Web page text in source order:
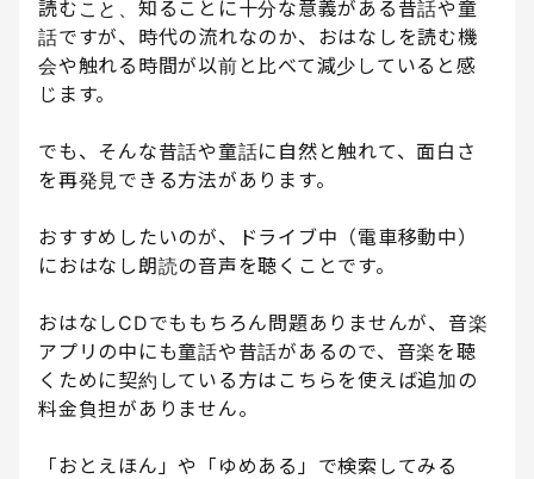
読むこと、知ることに十分な意義がある昔話や童
話ですが、時代の流れなのか、おはなしを読む機
会や触れる時間が以前と比べて減少していると感
じます。
でも、そんな昔話や童話に自然と触れて、面白さ
を再発見できる方法があります。
おすすめしたいのが、ドライブ中（電車移動中）
におはなし朗読の音声を聴くことです。
おはなしCDでももちろん問題ありませんが、音楽
アプリの中にも童話や昔話があるので、音楽を聴
くために契約している方はこちらを使えば追加の
料金負担がありません。
「おとえほん」や「ゆめある」で検索してみる